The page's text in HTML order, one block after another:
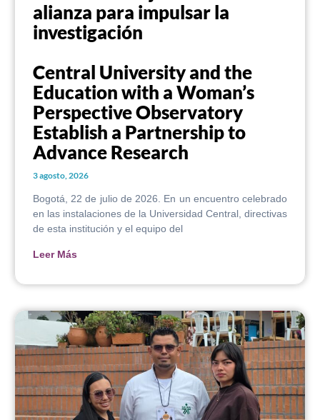
alianza para impulsar la
investigación
Central University and the
Education with a Woman’s
Perspective Observatory
Establish a Partnership to
Advance Research
3 agosto, 2026
Bogotá, 22 de julio de 2026. En un encuentro celebrado
en las instalaciones de la Universidad Central, directivas
de esta institución y el equipo del
Leer Más